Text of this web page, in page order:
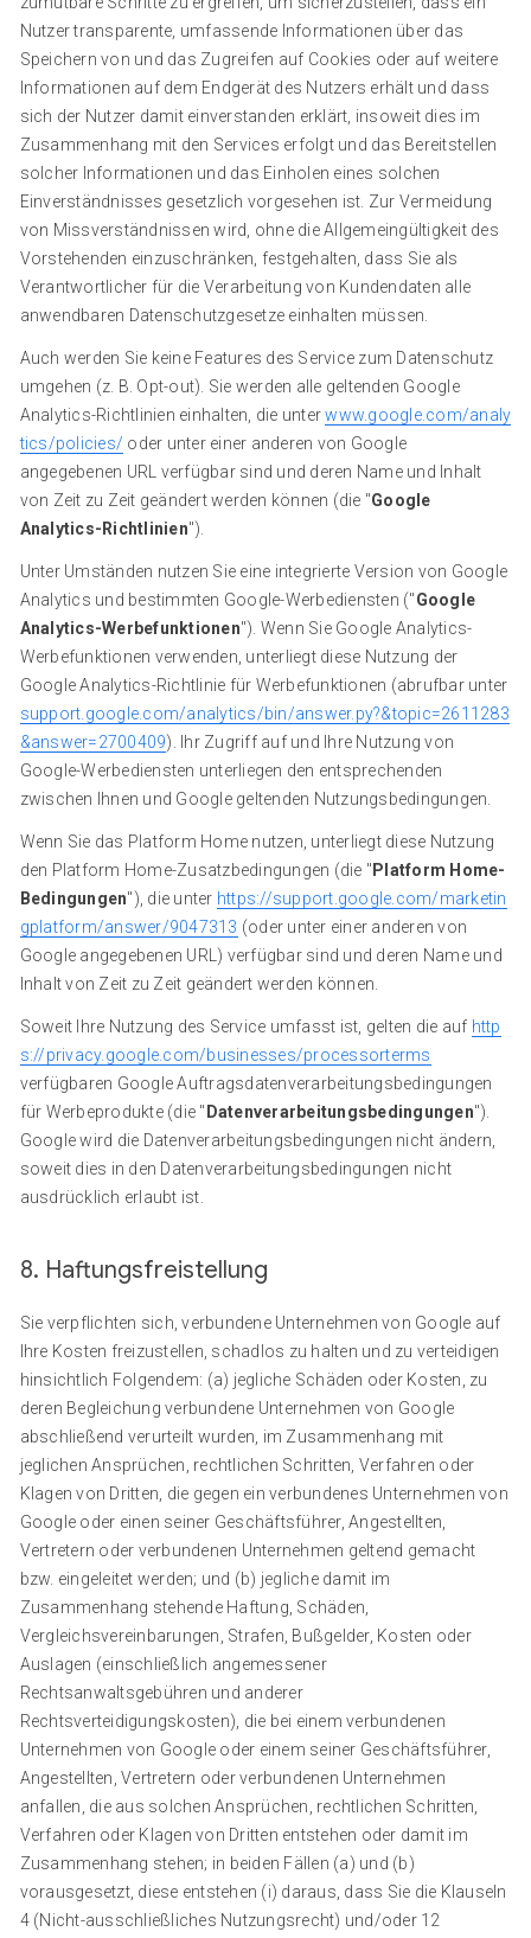
Nutzer transparente, umfassende Informationen über das
Speichern von und das Zugreifen auf Cookies oder auf weitere
Informationen auf dem Endgerät des Nutzers erhält und dass
sich der Nutzer damit einverstanden erklärt, insoweit dies im
Zusammenhang mit den Services erfolgt und das Bereitstellen
solcher Informationen und das Einholen eines solchen
Einverständnisses gesetzlich vorgesehen ist. Zur Vermeidung
von Missverständnissen wird, ohne die Allgemeingültigkeit des
Vorstehenden einzuschränken, festgehalten, dass Sie als
Verantwortlicher für die Verarbeitung von Kundendaten alle
anwendbaren Datenschutzgesetze einhalten müssen.
Auch werden Sie keine Features des Service zum Datenschutz
umgehen (z. B. Opt-out). Sie werden alle geltenden Google
Analytics-Richtlinien einhalten, die unterwww.google.com/analy
tics/policies/ oder unter einer anderen von Google
angegebenen URL verfügbar sind und deren Name und Inhalt
von Zeit zu Zeit geändert werden können (die "Google
Analytics-Richtlinien").
Unter Umständen nutzen Sie eine integrierte Version von Google
Analytics und bestimmten Google-Werbediensten ("Google
Analytics-Werbefunktionen"). Wenn Sie Google Analytics-
Werbefunktionen verwenden, unterliegt diese Nutzung der
Google Analytics-Richtlinie für Werbefunktionen (abrufbar unter
support.google.com/analytics/bin/answer.py?&topic=2611283
&answer=2700409). Ihr Zugriff auf und Ihre Nutzung von
Google-Werbediensten unterliegen den entsprechenden
zwischen Ihnen und Google geltenden Nutzungsbedingungen.
Wenn Sie das Platform Home nutzen, unterliegt diese Nutzung
den Platform Home-Zusatzbedingungen (die " Platform Home-
Bedingungen"), die unter https://support.google.com/marketin
gplatform/answer/9047313 (oder unter einer anderen von
Google angegebenen URL) verfügbar sind und deren Name und
Inhalt von Zeit zu Zeit geändert werden können.
Soweit Ihre Nutzung des Service umfasst ist, gelten die auf http
s://privacy.google.com/businesses/processorterms
verfügbaren Google Auftragsdatenverarbeitungsbedingungen
für Werbeprodukte (die " Datenverarbeitungsbedingungen").
Google wird die Datenverarbeitungsbedingungen nicht ändern,
soweit dies in den Datenverarbeitungsbedingungen nicht
ausdrücklich erlaubt ist.
8. Haftungsfreistellung
Sie verpflichten sich, verbundene Unternehmen von Google auf
Ihre Kosten freizustellen, schadlos zu halten und zu verteidigen
hinsichtlich Folgendem: (a) jegliche Schäden oder Kosten, zu
deren Begleichung verbundene Unternehmen von Google
abschließend verurteilt wurden, im Zusammenhang mit
jeglichen Ansprüchen, rechtlichen Schritten, Verfahren oder
Klagen von Dritten, die gegen ein verbundenes Unternehmen von
Google oder einen seiner Geschäftsführer, Angestellten,
Vertretern oder verbundenen Unternehmen geltend gemacht
bzw. eingeleitet werden; und (b) jegliche damit im
Zusammenhang stehende Haftung, Schäden,
Vergleichsvereinbarungen, Strafen, Bußgelder, Kosten oder
Auslagen (einschließlich angemessener
Rechtsanwaltsgebühren und anderer
Rechtsverteidigungskosten), die bei einem verbundenen
Unternehmen von Google oder einem seiner Geschäftsführer,
Angestellten, Vertretern oder verbundenen Unternehmen
anfallen, die aus solchen Ansprüchen, rechtlichen Schritten,
Verfahren oder Klagen von Dritten entstehen oder damit im
Zusammenhang stehen; in beiden Fällen (a) und (b)
vorausgesetzt, diese entstehen (i) daraus, dass Sie die Klauseln
4 (Nicht-ausschließliches Nutzungsrecht) und/oder 12